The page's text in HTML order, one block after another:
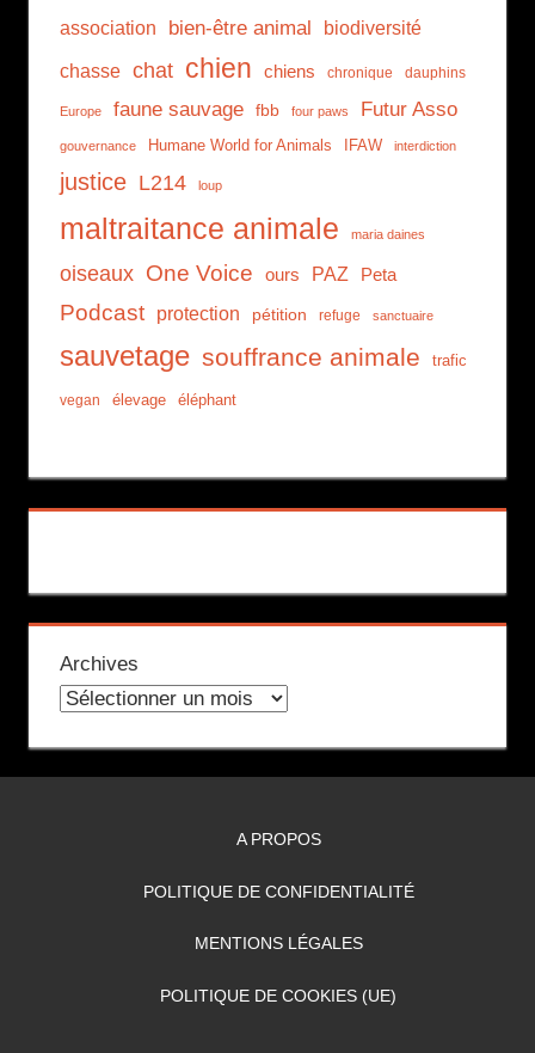
association bien-être animal biodiversité
chasse chat chien chiens chronique dauphins
Europe faune sauvage fbb four paws Futur Asso
gouvernance Humane World for Animals IFAW interdiction
justice L214 loup
maltraitance animale maria daines
oiseaux One Voice ours PAZ Peta
Podcast protection pétition refuge sanctuaire
sauvetage souffrance animale trafic
vegan élevage éléphant
Archives
A PROPOS
POLITIQUE DE CONFIDENTIALITÉ
MENTIONS LÉGALES
POLITIQUE DE COOKIES (UE)